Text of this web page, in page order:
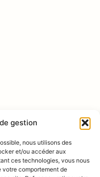
gestion
nous utilisons des
et/ou accéder aux
ces technologies, vous nous
votre comportement de